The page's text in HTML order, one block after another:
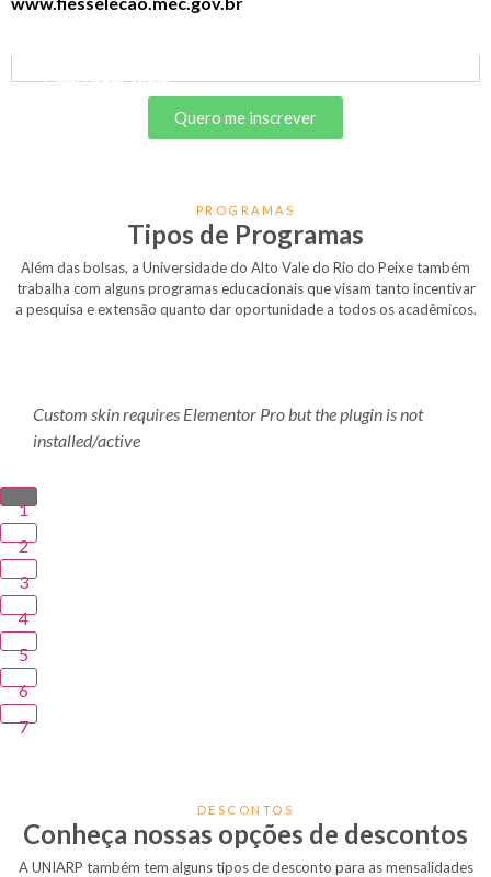
Quero me inscrever
PROGRAMAS
Tipos de Programas
Além das bolsas, a Universidade do Alto Vale do Rio do Peixe também
trabalha com alguns programas educacionais que visam tanto incentivar
a pesquisa e extensão quanto dar oportunidade a todos os acadêmicos.
Custom skin requires Elementor Pro but the plugin is not
installed/active
1
2
3
4
5
6
7
DESCONTOS
Conheça nossas opções de descontos
A UNIARP também tem alguns tipos de desconto para as mensalidades